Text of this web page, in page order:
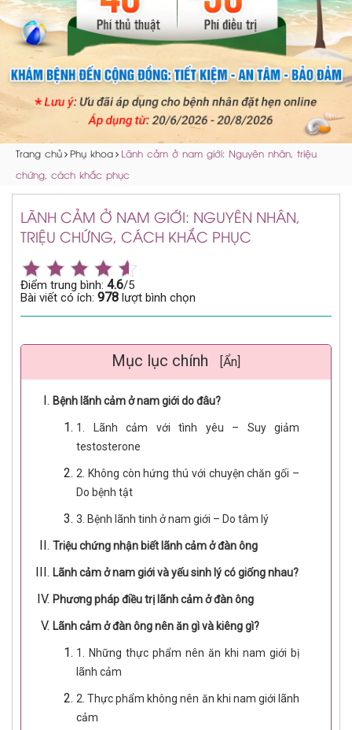
Trang chủ Phụ khoa
Lãnh cảm ở nam giới: Nguyên nhân, triệu
chứng, cách khắc phục
LÃNH CẢM Ở NAM GIỚI: NGUYÊN NHÂN,
TRIỆU CHỨNG, CÁCH KHẮC PHỤC
Điểm trung bình: 4.6/5
Bài viết có ích: 978 lượt bình chọn
Mục lục chính [Ẩn]
Bệnh lãnh cảm ở nam giới do đâu?
1. Lãnh cảm với tình yêu – Suy giảm
testosterone
2. Không còn hứng thú với chuyện chăn gối –
Do bệnh tật
3. Bệnh lãnh tinh ở nam giới – Do tâm lý
Triệu chứng nhận biết lãnh cảm ở đàn ông
Lãnh cảm ở nam giới và yếu sinh lý có giống nhau?
Phương pháp điều trị lãnh cảm ở đàn ông
Lãnh cảm ở đàn ông nên ăn gì và kiêng gì?
1. Những thực phẩm nên ăn khi nam giới bị
lãnh cảm
2. Thực phẩm không nên ăn khi nam giới lãnh
cảm